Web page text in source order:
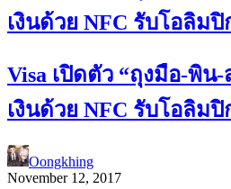
เงินด้วย NFC รับโอลิม
Visa เปิดตัว “ถุงมือ-พิน-
เงินด้วย NFC รับโอลิม
Oongkhing
November 12, 2017